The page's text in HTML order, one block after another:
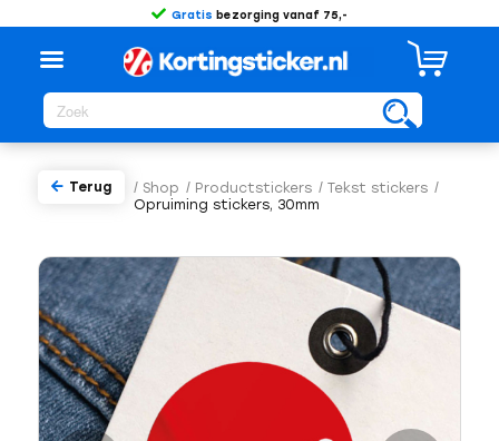
Gratis bezorging vanaf 75,-
/ Shop / Productstickers / Tekst stickers /
Opruiming stickers, 30mm
Terug